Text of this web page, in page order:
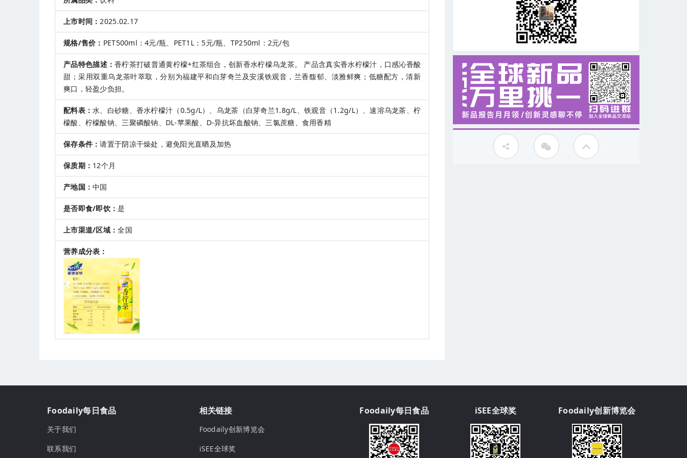
上市时间： 2025.02.17
规格/售价： PET500ml：4元/瓶、PET1L：5元/瓶、TP250ml：2元/包
产品特色描述：香柠茶打破普通黄柠檬+红茶组合，创新香水柠檬乌龙茶。 产品含真实香水柠檬汁，口感沁香酸
甜；采用双重乌龙茶叶萃取，分别为福建平和白芽奇兰及安溪铁观音，兰香馥郁、淡雅鲜爽；低糖配方，清新
爽口，轻盈少负担。
配料表：水、白砂糖、香水柠檬汁（0.5g/L）、乌龙茶（白芽奇兰1.8g/L、铁观音（1.2g/L）、速溶乌龙茶、柠
檬酸、柠檬酸钠、三聚磷酸钠、DL-苹果酸、D-异抗坏血酸钠、三氯蔗糖、食用香精
保存条件：请置于阴凉干燥处，避免阳光直晒及加热
保质期： 12个月
产地国：中国
是否即食/即饮：是
上市渠道/区域：全国
营养成分表：
Foodaily每日食品
关于我们
联系我们
相关链接
Foodaily创新博览会
iSEE全球奖
Foodaily每日食品 iSEE全球奖 Foodaily创新博览会